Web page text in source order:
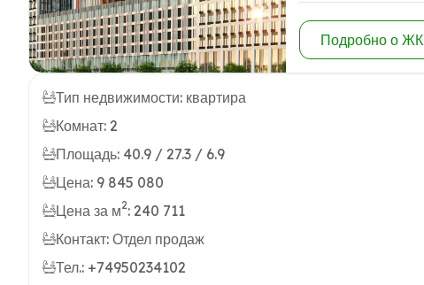
Подробно о ЖК
Тип недвижимости: квартира
Комнат: 2
Площадь: 40.9 / 27.3 / 6.9
Цена: 9 845 080
Цена за м2: 240 711
Контакт: Отдел продаж
Тел.: +74950234102